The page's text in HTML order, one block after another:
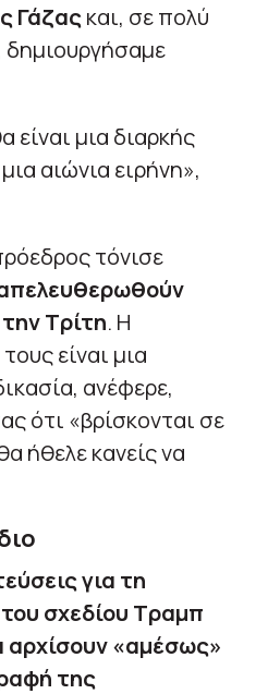
Γάζαςκαι, σε πολύ
δημιουργήσαμε
είναι μια διαρκής
αιώνια ειρήνη»,
τόνισε
Τρίτη. Η
είναι μια
ανέφερε,
ότι «βρίσκονται σε
ήθελε κανείς να
για τη
σχεδίου Τραμπ
αρχίσουν «αμέσως»
της